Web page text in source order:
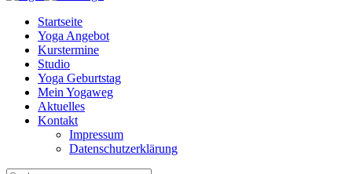
Startseite
Yoga Angebot
Kurstermine
Studio
Yoga Geburtstag
Mein Yogaweg
Aktuelles
Kontakt
Impressum
Datenschutzerklärung